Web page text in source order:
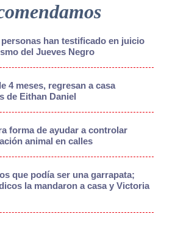
personas han testificado en juicio
del Jueves Negro
4 meses, regresan a casa
de Eithan Daniel
forma de ayudar a controlar
animal en calles
que podía ser una garrapata;
la mandaron a casa y Victoria